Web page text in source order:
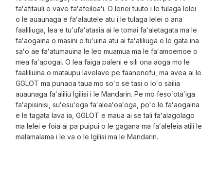
faʻafitauli e vave faʻafeiloaʻi. O lenei tuuto i le tulaga lelei
o le auaunaga e faʻalautele atu i le tulaga lelei o ana
faaliliuga, lea e tuʻufaʻatasia ai le tomai faʻaletagata ma le
faʻaogaina o masini e tuʻuina atu ai faʻaliliuga e le gata ina
saʻo ae faʻatumauina le leo muamua ma le faʻamoemoe o
mea faʻapogai. O lea faiga paleni e sili ona aoga mo le
faaliliuina o mataupu lavelave pe faanenefu, ma avea ai le
GGLOT ma punaoa taua mo soʻo se tasi o loʻo sailia
auaunaga faʻaliliu Igilisi i le Mandarin. Pe mo fesoʻotaʻiga
faʻapisinisi, suʻesuʻega faʻaleaʻoaʻoga, poʻo le faʻaogaina
e le tagata lava ia, GGLOT e maua ai se tali faʻalagolago
ma lelei e foia ai pa puipui o le gagana ma faʻaleleia atili le
malamalama i le va o le Igilisi ma le Mandarin.